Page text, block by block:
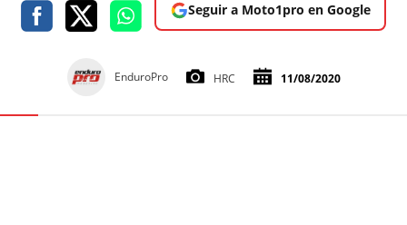
Seguir a Moto1pro en Google
EnduroPro HRC 11/08/2020